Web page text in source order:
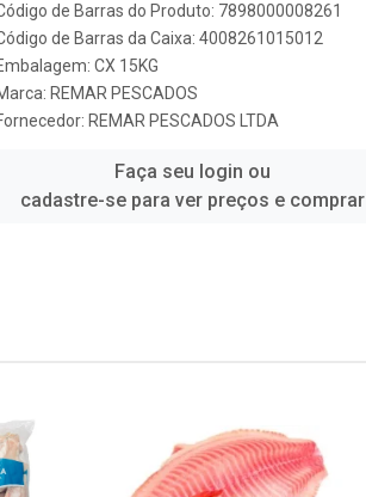
de Barras do Produto: 7898000008261
de Barras da Caixa: 4008261015012
CX 15KG
REMAR PESCADOS
REMAR PESCADOS LTDA
Faça seu login ou
cadastre-se para ver preços e comprar